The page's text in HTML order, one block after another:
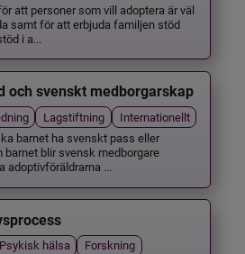
att personer som vill adoptera är väl
samt för att erbjuda familjen stöd
i a...
och svenskt medborgarskap
Lagstiftning
Internationellt
barnet ha svenskt pass eller
barnet blir svensk medborgare
adoptivföräldrarna ...
Psykisk hälsa
Forskning